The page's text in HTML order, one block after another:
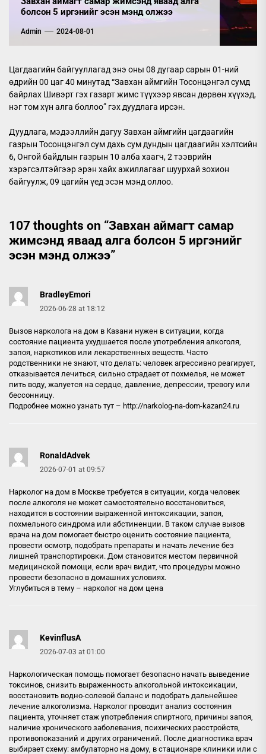
болсон 5 иргэнийг эсэн мэнд олжээ
Admin 2024-08-01
Цагдаагийн байгууллагад энэ оны 08 дугаар сарын 01-ний
өдрийн 00 цаг 40 минутад “Завхан аймгийн Тосонцэнгэл сумд
байрлах Шивэрт гэх газарт жимс түүхээр явсан дөрвөн хүүхэд,
нэг том хүн алга боллоо” гэх дуудлага ирсэн.
Дуудлага, мэдээллийн дагуу Завхан аймгийн цагдаагийн
газрын Тосонцэнгэл сум дахь сум дундын цагдаагийн хэлтсийн
6, Онгой байдлын газрын 10 алба хаагч, 2 тээврийн
хэрэгсэлтэйгээр эрэн хайх ажиллагааг шуурхай зохион
байгуулж, 09 цагийн үед эсэн мэнд оллоо.
107 thoughts on “Завхан аймагт самар
жимсэнд яваад алга болсон 5 иргэнийг
эсэн мэнд олжээ”
BradleyEmori
2026-06-28 at 18:12
Вызов нарколога на дом в Казани нужен в ситуации, когда
состояние пациента ухудшается после употребления алкоголя,
запоя, наркотиков или лекарственных веществ. Часто
родственники не знают, что делать: человек агрессивно реагирует,
отказывается лечиться, сильно страдает от похмелья, не может
пить воду, жалуется на сердце, давление, депрессии, тревогу или
бессонницу.
Подробнее можно узнать тут – http://narkolog-na-dom-kazan24.ru
RonaldAdvek
2026-07-01 at 09:57
Нарколог на дом в Москве требуется в ситуации, когда человек
после алкоголя не может самостоятельно восстановиться,
находится в состоянии выраженной интоксикации, запоя,
похмельного синдрома или абстиненции. В таком случае вызов
врача на дом помогает быстро оценить состояние пациента,
провести осмотр, подобрать препараты и начать лечение без
лишней транспортировки. Дом становится местом первичной
медицинской помощи, если врач видит, что процедуры можно
провести безопасно в домашних условиях.
Углубиться в тему – нарколог на дом цена
KevinflusA
2026-07-03 at 01:00
Наркологическая помощь помогает безопасно начать выведение
токсинов, снизить выраженность алкогольной интоксикации,
восстановить водно-солевой баланс и подобрать дальнейшее
лечение алкоголизма. Нарколог проводит анализ состояния
пациента, уточняет стаж употребления спиртного, причины запоя,
наличие хронического заболевания, психических расстройств,
противопоказаний и других ограничений. После диагностика врач
выбирает схему: амбулаторно на дому, в стационаре клиники или с